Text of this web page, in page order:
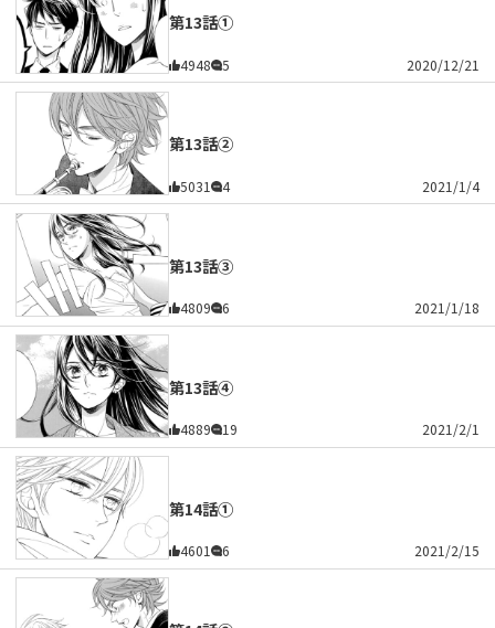
第13話①
4948 5 2020/12/21
第13話②
5031 4 2021/1/4
第13話③
4809 6 2021/1/18
第13話④
4889 19 2021/2/1
第14話①
4601 6 2021/2/15